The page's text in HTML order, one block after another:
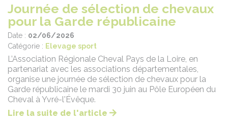
Journée de sélection de chevaux
pour la Garde républicaine
Date : 02/06/2026
Catégorie : Elevage sport
L’Association Régionale Cheval Pays de la Loire, en
partenariat avec les associations départementales,
organise une journée de sélection de chevaux pour la
Garde républicaine le mardi 30 juin au Pôle Européen du
Cheval à Yvré-l'Évêque.
Lire la suite de l'article